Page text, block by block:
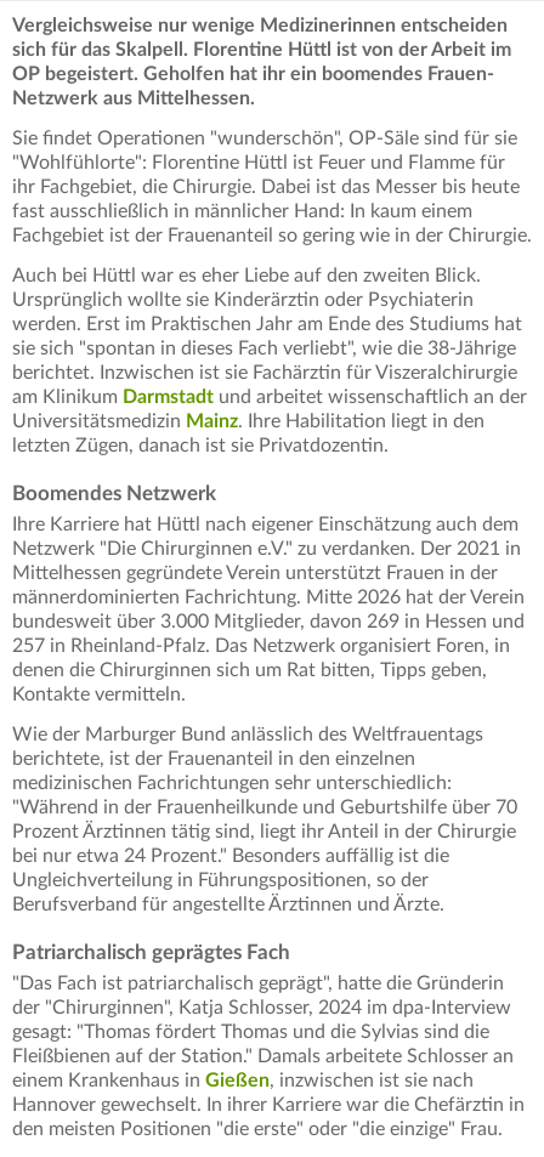
Vergleichsweise nur wenige Medizinerinnen entscheiden
sich für das Skalpell. Florentine Hüttl ist von der Arbeit im
OP begeistert. Geholfen hat ihr ein boomendes Frauen-
Netzwerk aus Mittelhessen.
Sie findet Operationen "wunderschön", OP-Säle sind für sie
"Wohlfühlorte": Florentine Hüttl ist Feuer und Flamme für
ihr Fachgebiet, die Chirurgie. Dabei ist das Messer bis heute
fast ausschließlich in männlicher Hand: In kaum einem
Fachgebiet ist der Frauenanteil so gering wie in der Chirurgie.
Auch bei Hüttl war es eher Liebe auf den zweiten Blick.
Ursprünglich wollte sie Kinderärztin oder Psychiaterin
werden. Erst im Praktischen Jahr am Ende des Studiums hat
sie sich "spontan in dieses Fach verliebt", wie die 38-Jährige
berichtet. Inzwischen ist sie Fachärztin für Viszeralchirurgie
am Klinikum Darmstadt und arbeitet wissenschaftlich an der
Universitätsmedizin Mainz. Ihre Habilitation liegt in den
letzten Zügen, danach ist sie Privatdozentin.
Boomendes Netzwerk
Ihre Karriere hat Hüttl nach eigener Einschätzung auch dem
Netzwerk "Die Chirurginnen e.V." zu verdanken. Der 2021 in
Mittelhessen gegründete Verein unterstützt Frauen in der
männerdominierten Fachrichtung. Mitte 2026 hat der Verein
bundesweit über 3.000 Mitglieder, davon 269 in Hessen und
257 in Rheinland-Pfalz. Das Netzwerk organisiert Foren, in
denen die Chirurginnen sich um Rat bitten, Tipps geben,
Kontakte vermitteln.
Wie der Marburger Bund anlässlich des Weltfrauentags
berichtete, ist der Frauenanteil in den einzelnen
medizinischen Fachrichtungen sehr unterschiedlich:
"Während in der Frauenheilkunde und Geburtshilfe über 70
Prozent Ärztinnen tätig sind, liegt ihr Anteil in der Chirurgie
bei nur etwa 24 Prozent." Besonders auffällig ist die
Ungleichverteilung in Führungspositionen, so der
Berufsverband für angestellte Ärztinnen und Ärzte.
Patriarchalisch geprägtes Fach
"Das Fach ist patriarchalisch geprägt", hatte die Gründerin
der "Chirurginnen", Katja Schlosser, 2024 im dpa-Interview
gesagt: "Thomas fördert Thomas und die Sylvias sind die
Fleißbienen auf der Station." Damals arbeitete Schlosser an
einem Krankenhaus in Gießen, inzwischen ist sie nach
Hannover gewechselt. In ihrer Karriere war die Chefärztin in
den meisten Positionen "die erste" oder "die einzige" Frau.